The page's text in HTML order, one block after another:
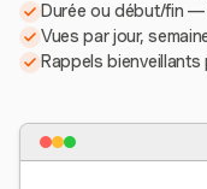
Durée ou début/fin
Vues par jour,
Rappels